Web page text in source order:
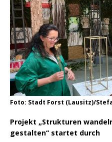
Foto: Stadt Forst (Lausitz)/
Projekt „Strukturen
gestalten“ startet durch